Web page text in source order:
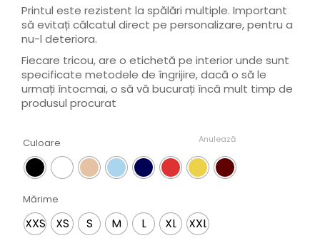
Printul este rezistent la spălări multiple. Important
să evitați călcatul direct pe personalizare, pentru a
nu-l deteriora.
Fiecare tricou, are o etichetă pe interior unde sunt
specificate metodele de îngrijire, dacă o să le
urmați întocmai, o să vă bucurați încă mult timp de
produsul procurat
Culoare
Mărime
XXS XS S M L XL XXL
Anulează